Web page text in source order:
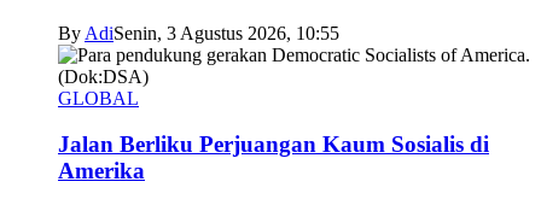
By AdiSenin, 3 Agustus 2026, 10:55
GLOBAL
Jalan Berliku Perjuangan Kaum Sosialis di
Amerika